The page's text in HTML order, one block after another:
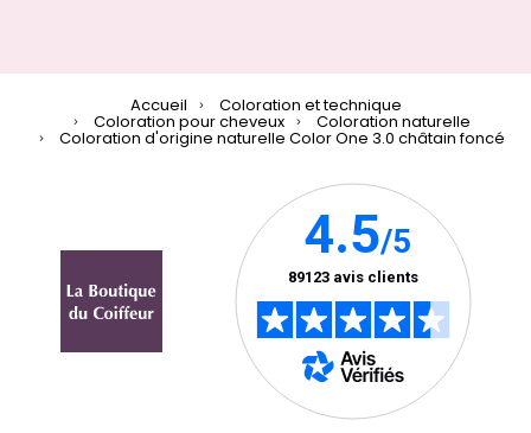
Accueil Coloration et technique
Coloration pour cheveux Coloration naturelle
Coloration d'origine naturelle Color One 3.0 châtain foncé